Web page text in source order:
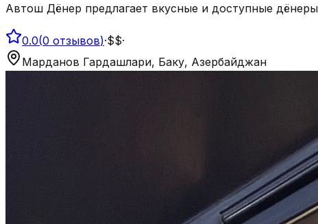
Автош Дёнер предлагает вкусные и доступные
0.0(0 отзывов)·$$·
Марданов Гардашлари, Баку, Азербайджан